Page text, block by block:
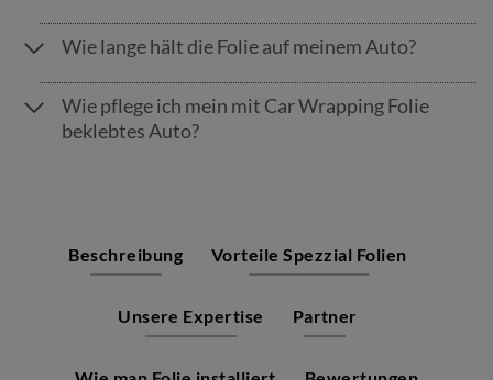
Wie lange hält die Folie auf meinem Auto?
Wie pflege ich mein mit Car Wrapping Folie
beklebtes Auto?
Beschreibung Vorteile Spezzial Folien
Unsere Expertise Partner